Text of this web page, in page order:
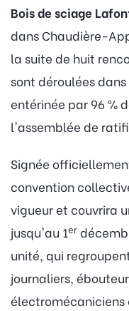
Bois de sciage
dans Chaudière-
la suite de huit
sont déroulées
entérinée par 96 %
l'assemblée de
Signée
convention
vigueur et couvrira
jusqu'au 1er
unité, qui
journaliers,